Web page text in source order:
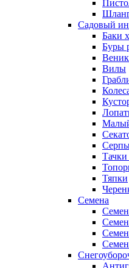
Садовый
Баки
Буры
Вилы
Тачки
Тяпки
Семена